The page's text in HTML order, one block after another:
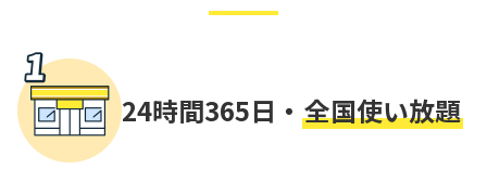
24時間365日・ 全国使い放題